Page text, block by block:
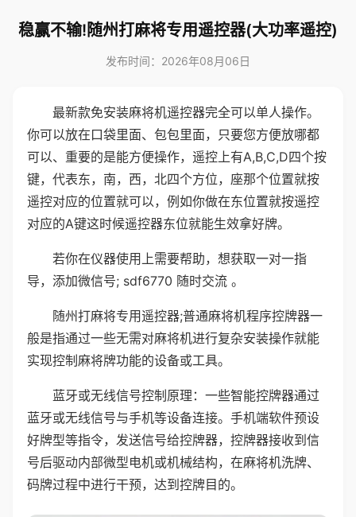
稳赢不输!随州打麻将专用遥控器(大功率遥控)
发布时间：2026年08月06日
最新款免安装麻将机遥控器完全可以单人操作。
你可以放在口袋里面、包包里面，只要您方便放哪都
可以、重要的是能方便操作，遥控上有A,B,C,D四个按
键，代表东，南，西，北四个方位，座那个位置就按
遥控对应的位置就可以，例如你做在东位置就按遥控
对应的A键这时候遥控器东位就能生效拿好牌。
若你在仪器使用上需要帮助，想获取一对一指
导，添加微信号; sdf6770 随时交流 。
随州打麻将专用遥控器;普通麻将机程序控牌器一
般是指通过一些无需对麻将机进行复杂安装操作就能
实现控制麻将牌功能的设备或工具。
蓝牙或无线信号控制原理：一些智能控牌器通过
蓝牙或无线信号与手机等设备连接。手机端软件预设
好牌型等指令，发送信号给控牌器，控牌器接收到信
号后驱动内部微型电机或机械结构，在麻将机洗牌、
码牌过程中进行干预，达到控牌目的。